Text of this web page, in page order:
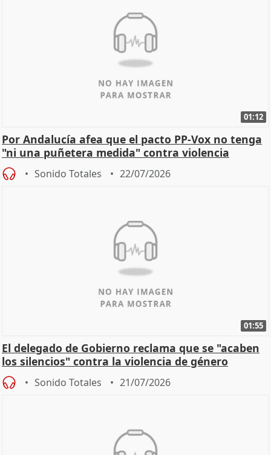
01:12
Por Andalucía afea que el pacto PP-Vox no tenga
"ni una puñetera medida" contra violencia
machista
Sonido Totales 22/07/2026
01:55
El delegado de Gobierno reclama que se "acaben
los silencios" contra la violencia de género
Sonido Totales 21/07/2026